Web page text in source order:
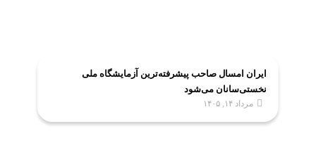
ایران امسال صاحب پیشرفته‌ترین آزمایشگاه ملی
نخستی‌سانان می‌شود
مرداد ۱۴, ۱۴۰۵